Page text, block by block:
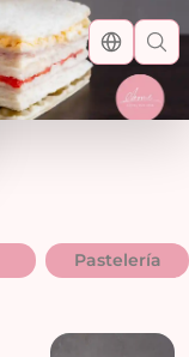
Pastelería